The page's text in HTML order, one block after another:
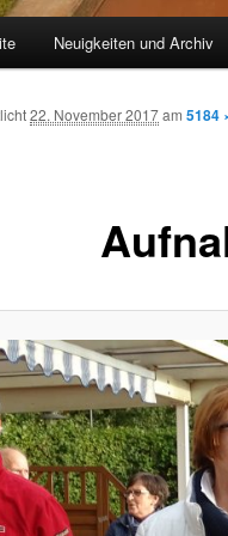
Neuigkeiten und Archiv
22. November 2017am 5184